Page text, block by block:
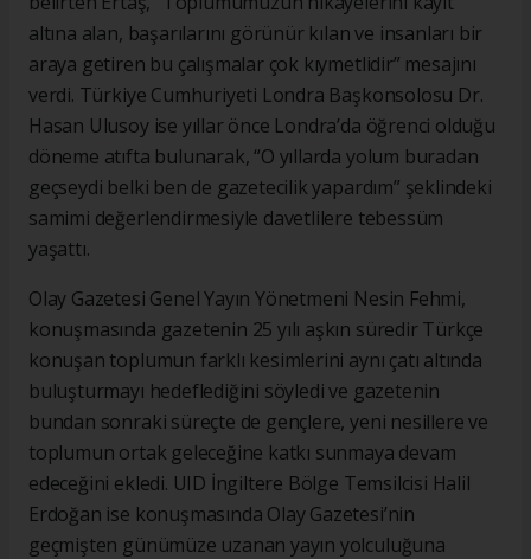
altına alan, başarılarını görünür kılan ve insanları bir
araya getiren bu çalışmalar çok kıymetlidir” mesajını
verdi. Türkiye Cumhuriyeti Londra Başkonsolosu Dr.
Hasan Ulusoy ise yıllar önce Londra’da öğrenci olduğu
döneme atıfta bulunarak, “O yıllarda yolum buradan
geçseydi belki ben de gazetecilik yapardım” şeklindeki
samimi değerlendirmesiyle davetlilere tebessüm
yaşattı.
Olay Gazetesi Genel Yayın Yönetmeni Nesin Fehmi,
konuşmasında gazetenin 25 yılı aşkın süredir Türkçe
konuşan toplumun farklı kesimlerini aynı çatı altında
buluşturmayı hedeflediğini söyledi ve gazetenin
bundan sonraki süreçte de gençlere, yeni nesillere ve
toplumun ortak geleceğine katkı sunmaya devam
edeceğini ekledi. UID İngiltere Bölge Temsilcisi Halil
Erdoğan ise konuşmasında Olay Gazetesi’nin
geçmişten günümüze uzanan yayın yolculuğuna